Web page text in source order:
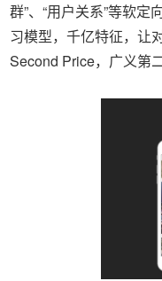
群”、“用户关系”等软
习模型，千亿特征，让
Second Price，广义第